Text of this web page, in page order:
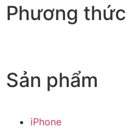
Phương
Sản phẩm
iPhone